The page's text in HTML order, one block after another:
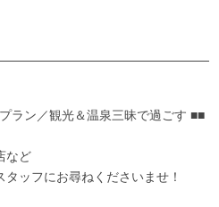
ラン／観光＆温泉三昧で過ごす ■■
など
ッフにお尋ねくださいませ！